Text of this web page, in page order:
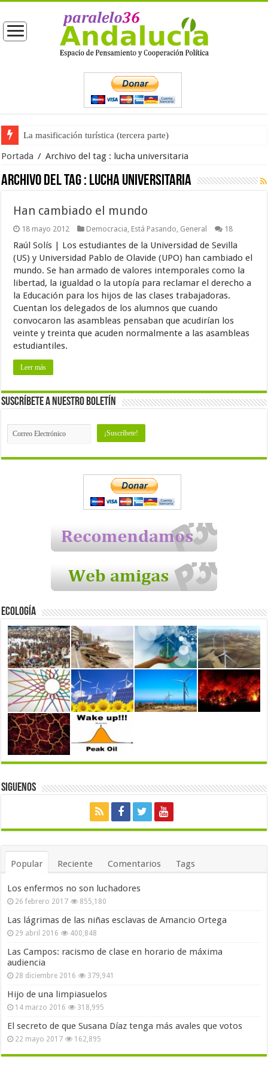
La masificación turística (tercera parte)
Portada / Archivo del tag : lucha universitaria
Archivo del tag : lucha universitaria
Han cambiado el mundo
18 mayo 2012 Democracia, Está Pasando, General 18
Raúl Solís | Los estudiantes de la Universidad de Sevilla
(US) y Universidad Pablo de Olavide (UPO) han cambiado el
mundo. Se han armado de valores intemporales como la
libertad, la igualdad o la utopía para reclamar el derecho a
la Educación para los hijos de las clases trabajadoras.
Cuentan los delegados de los alumnos que cuando
convocaron las asambleas pensaban que acudirían los
veinte y treinta que acuden normalmente a las asambleas
estudiantiles.
Leer más
Suscríbete a nuestro Boletín
Ecología
Siguenos
Popular Reciente Comentarios Tags
Los enfermos no son luchadores
26 febrero 2017 855,180
Las lágrimas de las niñas esclavas de Amancio Ortega
29 abril 2016 400,848
Las Campos: racismo de clase en horario de máxima
audiencia
28 diciembre 2016 379,941
Hijo de una limpiasuelos
14 marzo 2016 318,995
El secreto de que Susana Díaz tenga más avales que votos
22 mayo 2017 162,895